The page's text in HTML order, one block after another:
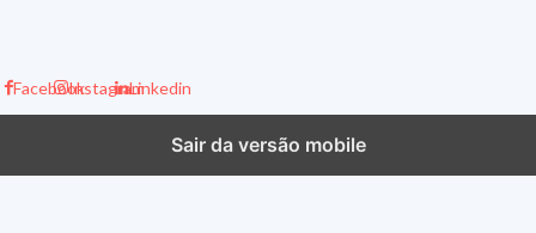
FacebookInstagramLinkedin
Sair da versão mobile